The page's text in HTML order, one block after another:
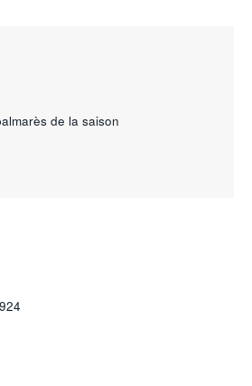
de la saison